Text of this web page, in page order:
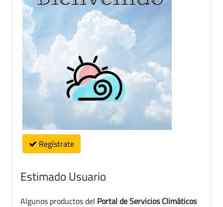
Regístrate
Estimado Usuario
Algunos productos del Portal de Servicios Climáticos